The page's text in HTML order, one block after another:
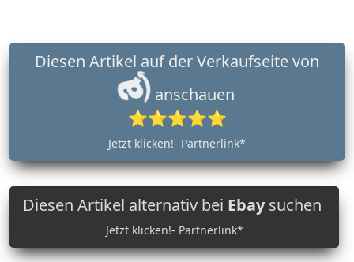
anschauen
⭐⭐⭐⭐⭐
Jetzt klicken!- Partnerlink*
Diesen Artikel alternativ bei Ebaysuchen
Jetzt klicken!- Partnerlink*